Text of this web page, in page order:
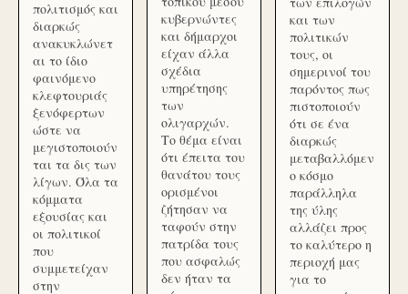
πολιτισμός και
διαρκώς
ανακυκλώνετ
αι το ίδιο
φαινόμενο
κλεφτουριάς
ξενόφερτων
ώστε να
μεγιστοποιούν
ται τα δις των
λίγων. Όλα τα
κόμματα
εξουσίας και
οι πολιτικοί
που
συμμετείχαν
στην
κυβερνώντες
και δήμαρχοι
είχαν άλλα
σχέδια
υπηρέτησης
των
ολιγαρχών.
Το θέμα είναι
ότι έπειτα του
θανάτου τους
ορισμένοι
ζήτησαν να
ταφούν στην
πατρίδα τους
που ασφαλώς
δεν ήταν τα
και των
πολιτικών
τους, οι
σημερινοί του
παρόντος πως
πιστοποιούν
ότι σε ένα
διαρκώς
μεταβαλλόμεν
ο κόσμο
παράλληλα
της ύλης
αλλάζει προς
το καλύτερο η
περιοχή μας
για το